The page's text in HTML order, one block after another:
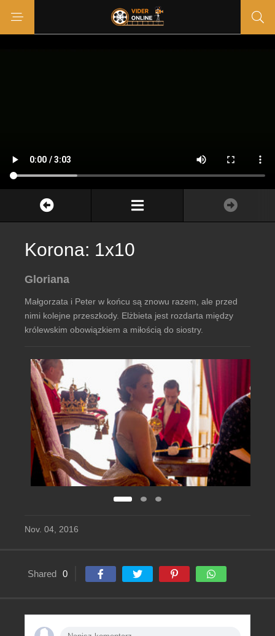
Korona: 1x10
Gloriana
Małgorzata i Peter w końcu są znowu razem, ale przed
nimi kolejne przeszkody. Elżbieta jest rozdarta między
królewskim obowiązkiem a miłością do siostry.
Nov. 04, 2016
Shared 0